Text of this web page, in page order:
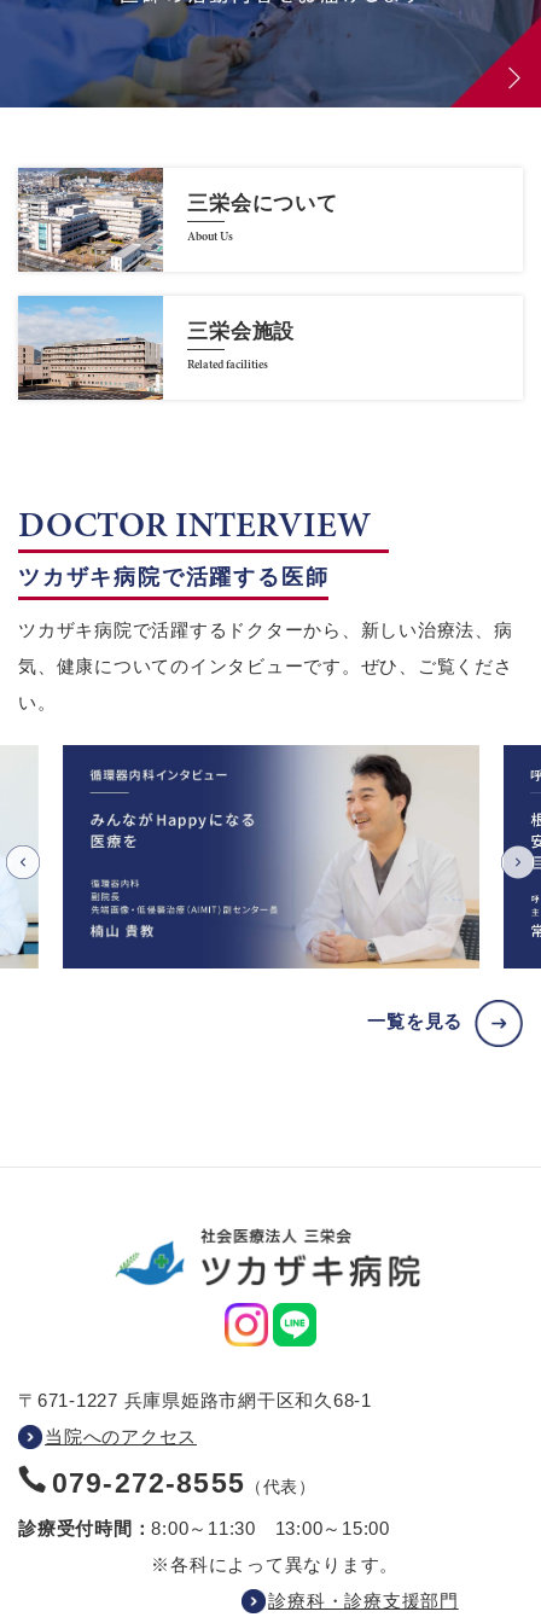
三栄会について
About Us
三栄会施設
Related facilities
DOCTOR INTERVIEW
ツカザキ病院で活躍する医師
ツカザキ病院で活躍するドクターから、新しい治療法、病
気、健康についてのインタビューです。ぜひ、ご覧くださ
い。
一覧を見る
〒671-1227 兵庫県姫路市網干区和久68-1
当院へのアクセス
079-272-8555 （代表）
診療受付時間：8:00～11:30 13:00～15:00
※各科によって異なります。
診療科・診療支援部門